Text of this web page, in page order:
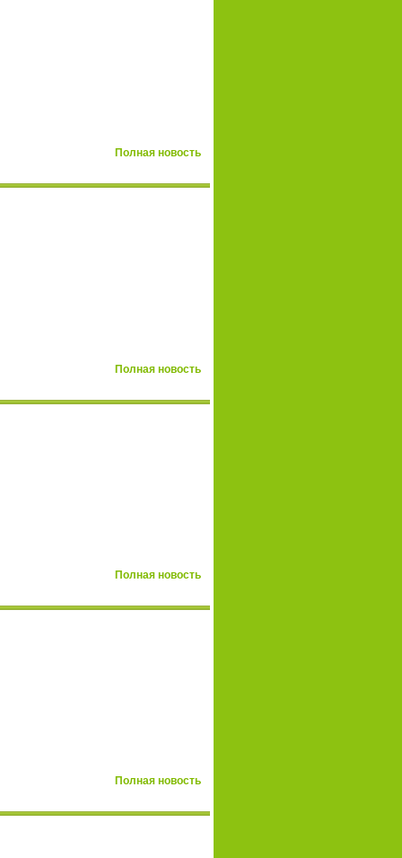
Полная новость
Полная новость
Полная новость
Полная новость